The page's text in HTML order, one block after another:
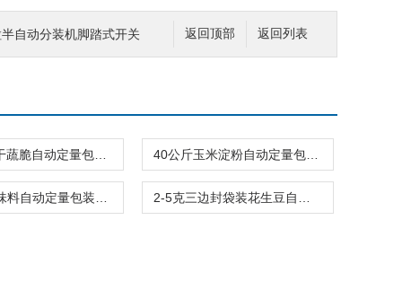
返回列表
返回顶部
自动分装机脚踏式开关